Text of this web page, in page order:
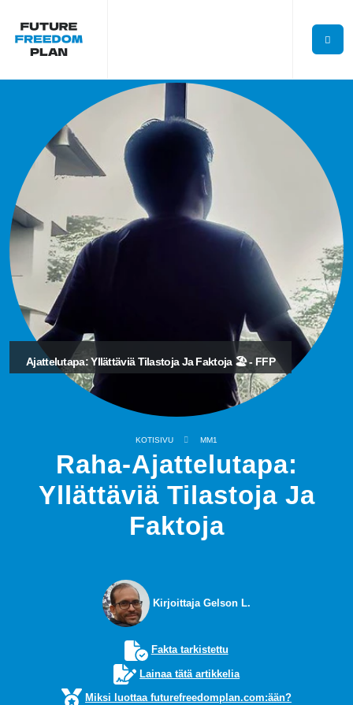
Ajattelutapa: Yllättäviä Tilastoja Ja Faktoja 🏖️ - FFP
KOTISIVU MM1
Raha-Ajattelutapa:
Yllättäviä Tilastoja Ja
Faktoja
Kirjoittaja Gelson L.
Fakta tarkistettu
Lainaa tätä artikkelia
Miksi luottaa futurefreedomplan.com:ään?